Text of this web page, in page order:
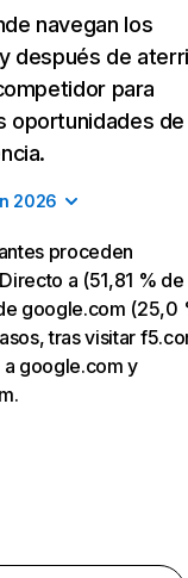
navegan los
después de
para
oportunidades de
2026
proceden
a (51,81 % de
google.com (25,0
tras visitar
a google.com y